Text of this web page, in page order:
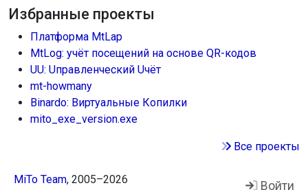
Избранные проекты
Платформа MtLap
MtLog: учёт посещений на основе QR-кодов
UU: Uправленческий Uчёт
mt-howmany
Binardo: Виртуальные Копилки
mito_exe_version.exe
Все проекты
MiTo Team, 2005–2026
Войти